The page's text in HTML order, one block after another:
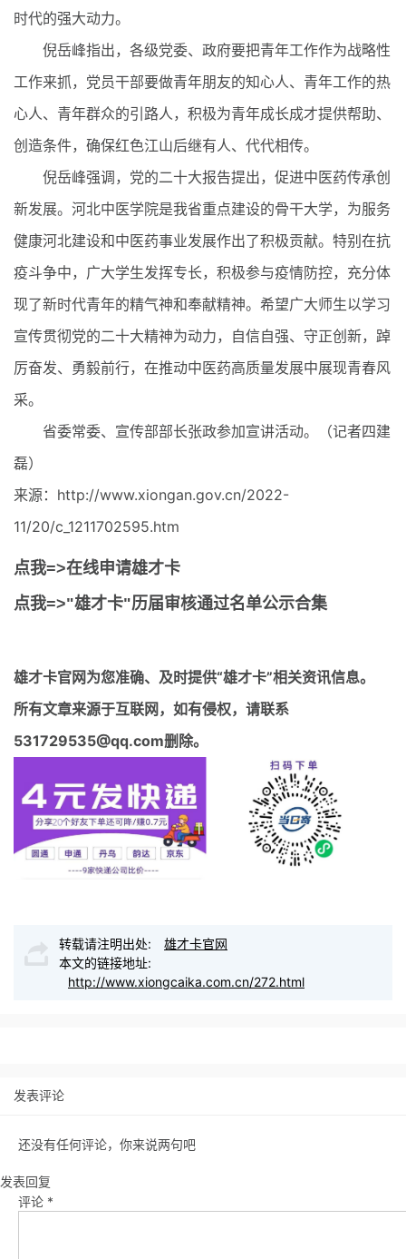
时代的强大动力。
倪岳峰指出，各级党委、政府要把青年工作作为战略性
工作来抓，党员干部要做青年朋友的知心人、青年工作的热
心人、青年群众的引路人，积极为青年成长成才提供帮助、
创造条件，确保红色江山后继有人、代代相传。
倪岳峰强调，党的二十大报告提出，促进中医药传承创
新发展。河北中医学院是我省重点建设的骨干大学，为服务
健康河北建设和中医药事业发展作出了积极贡献。特别在抗
疫斗争中，广大学生发挥专长，积极参与疫情防控，充分体
现了新时代青年的精气神和奉献精神。希望广大师生以学习
宣传贯彻党的二十大精神为动力，自信自强、守正创新，踔
厉奋发、勇毅前行，在推动中医药高质量发展中展现青春风
采。
省委常委、宣传部部长张政参加宣讲活动。（记者四建
磊）
来源：http://www.xiongan.gov.cn/2022-
11/20/c_1211702595.htm
点我=>在线申请雄才卡
点我=>"雄才卡"历届审核通过名单公示合集
雄才卡官网为您准确、及时提供“雄才卡”相关资讯信息。
所有文章来源于互联网，如有侵权，请联系
531729535@qq.com删除。
转载请注明出处:
雄才卡官网
本文的链接地址:
http://www.xiongcaika.com.cn/272.html
发表评论
还没有任何评论，你来说两句吧
发表回复
评论 *